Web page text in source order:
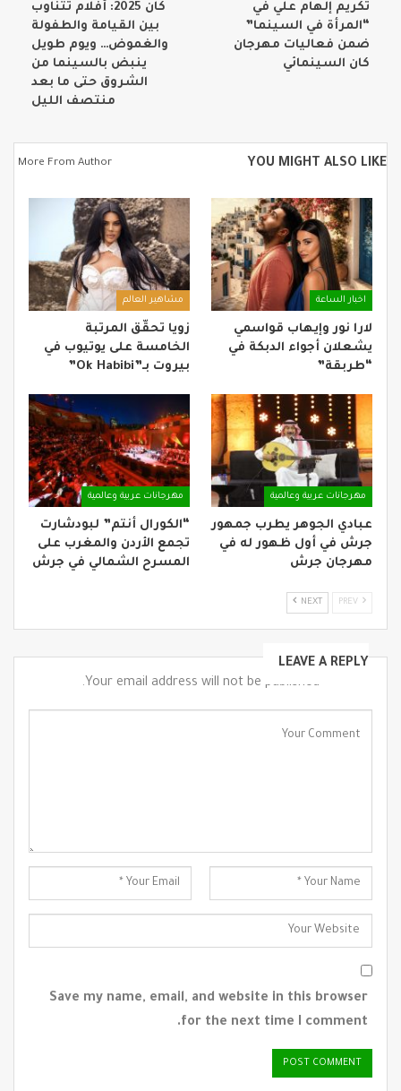
تكريم إلهام علي في
“المرأة في السينما”
ضمن فعاليات مهرجان
كان السينمائي
كان 2025: أفلام تتناوب
بين القيامة والطفولة
والغموض… ويوم طويل
ينبض بالسينما من
الشروق حتى ما بعد
منتصف الليل
YOU MIGHT ALSO LIKE
More From Author
اخبار الساعة
لارا نور وإيهاب قواسمي
يشعلان أجواء الدبكة في
“طربقة”
مشاهير العالم
زويا تحقّق المرتبة
الخامسة على يوتيوب في
بيروت بـ”Ok Habibi”
مهرجانات عربية وعالمية
عبادي الجوهر يطرب جمهور
جرش في أول ظهور له في
مهرجان جرش
مهرجانات عربية وعالمية
“الكورال أنتم” لبودشارت
تجمع الأردن والمغرب على
المسرح الشمالي في جرش
NEXT
LEAVE A REPLY
Your email address will not be published.
Save my name, email, and website in this browser
for the next time I comment.